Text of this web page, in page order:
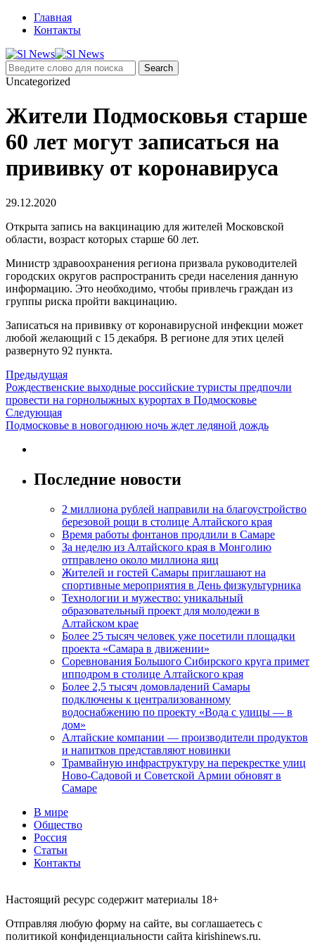
Главная
Контакты
Uncategorized
Жители Подмосковья старше
60 лет могут записаться на
прививку от коронавируса
29.12.2020
Открыта запись на вакцинацию для жителей Московской
области, возраст которых старше 60 лет.
Министр здравоохранения региона призвала руководителей
городских округов распространить среди населения данную
информацию. Это необходимо, чтобы привлечь граждан из
группы риска пройти вакцинацию.
Записаться на прививку от коронавирусной инфекции может
любой желающий с 15 декабря. В регионе для этих целей
развернуто 92 пункта.
Предыдущая
Рождественские выходные российские туристы предпочли
провести на горнолыжных курортах в Подмосковье
Следующая
Подмосковье в новогоднюю ночь ждет ледяной дождь
Последние новости
2 миллиона рублей направили на благоустройство
березовой рощи в столице Алтайского края
Время работы фонтанов продлили в Самаре
За неделю из Алтайского края в Монголию
отправлено около миллиона яиц
Жителей и гостей Самары приглашают на
спортивные мероприятия в День физкультурника
Технологии и мужество: уникальный
образовательный проект для молодежи в
Алтайском крае
Более 25 тысяч человек уже посетили площадки
проекта «Самара в движении»
Соревнования Большого Сибирского круга примет
ипподром в столице Алтайского края
Более 2,5 тысяч домовладений Самары
подключены к централизованному
водоснабжению по проекту «Вода с улицы — в
дом»
Алтайские компании — производители продуктов
и напитков представляют новинки
Трамвайную инфраструктуру на перекрестке улиц
Ново-Садовой и Советской Армии обновят в
Самаре
В мире
Общество
Россия
Статьи
Контакты
Настоящий ресурс содержит материалы 18+
Отправляя любую форму на сайте, вы соглашаетесь с
политикой конфиденциальности сайта kirishinews.ru.